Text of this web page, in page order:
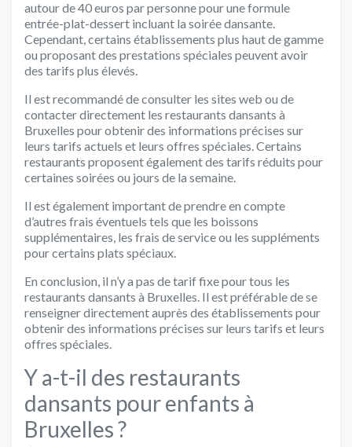
autour de 40 euros par personne pour une formule
entrée-plat-dessert incluant la soirée dansante.
Cependant, certains établissements plus haut de gamme
ou proposant des prestations spéciales peuvent avoir
des tarifs plus élevés.
Il est recommandé de consulter les sites web ou de
contacter directement les restaurants dansants à
Bruxelles pour obtenir des informations précises sur
leurs tarifs actuels et leurs offres spéciales. Certains
restaurants proposent également des tarifs réduits pour
certaines soirées ou jours de la semaine.
Il est également important de prendre en compte
d’autres frais éventuels tels que les boissons
supplémentaires, les frais de service ou les suppléments
pour certains plats spéciaux.
En conclusion, il n’y a pas de tarif fixe pour tous les
restaurants dansants à Bruxelles. Il est préférable de se
renseigner directement auprès des établissements pour
obtenir des informations précises sur leurs tarifs et leurs
offres spéciales.
Y a-t-il des restaurants
dansants pour enfants à
Bruxelles ?